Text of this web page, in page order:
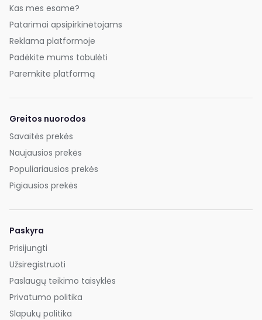
Kas mes esame?
Patarimai apsipirkinėtojams
Reklama platformoje
Padėkite mums tobulėti
Paremkite platformą
Greitos nuorodos
Savaitės prekės
Naujausios prekės
Populiariausios prekės
Pigiausios prekės
Paskyra
Prisijungti
Užsiregistruoti
Paslaugų teikimo taisyklės
Privatumo politika
Slapukų politika